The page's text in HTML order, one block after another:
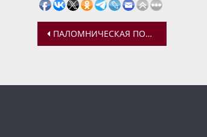
Навигация
записям
ПАЛОМНИЧЕСКАЯ ПОЕЗДКА В ПОЛЬЗУ СЕЛЬСКИХ ХРАМОВ